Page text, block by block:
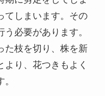
てしまいます。その
必要があります。
た枝を切り、株を新
より、花つきもよく